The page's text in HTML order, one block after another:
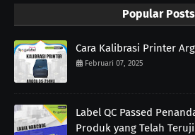
Popular Posts
Cara Kalibrasi Printer
Februari 07, 2025
Label QC Passed
Produk yang Telah Teruji